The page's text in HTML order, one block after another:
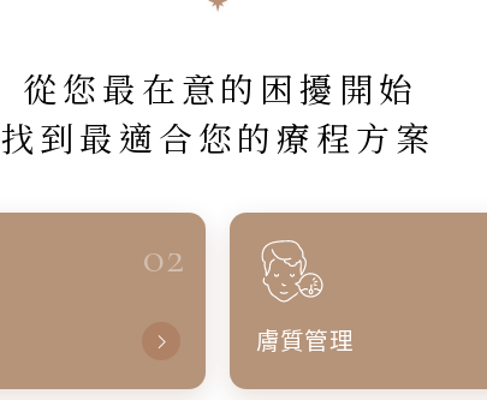
從您最在意的困擾開始
找到最適合您的療程方案
02
膚質管理